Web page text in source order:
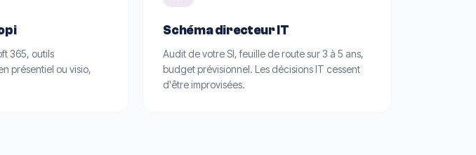
365, outils
présentiel ou visio,
Schéma directeur IT
Audit de votre SI, feuille de route sur 3 à 5 ans,
budget prévisionnel. Les décisions IT cessent
d'être improvisées.